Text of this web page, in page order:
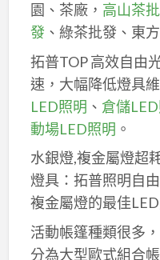
園、茶廠， 高山茶
發、綠茶批發、東
拓普TOP 高效自由
速，大幅降低燈具
LED照明 、 倉儲
動場LED照明 。
水銀燈,複金屬燈超
燈具：拓普照明自
複金屬燈的最佳
活動帳篷種類很多
分為大型歐式組合